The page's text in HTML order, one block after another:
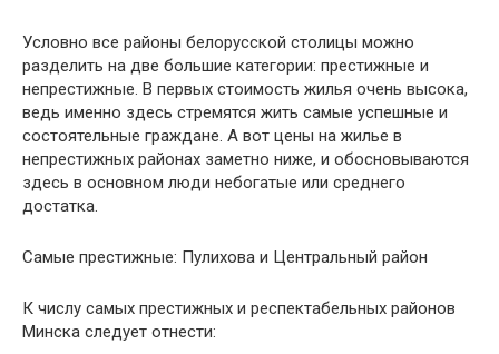
Условно все районы белорусской столицы можно
разделить на две большие категории: престижные и
непрестижные. В первых стоимость жилья очень высока,
ведь именно здесь стремятся жить самые успешные и
состоятельные граждане. А вот цены на жилье в
непрестижных районах заметно ниже, и обосновываются
здесь в основном люди небогатые или среднего
достатка.
Самые престижные: Пулихова и Центральный район
К числу самых престижных и респектабельных районов
Минска следует отнести: